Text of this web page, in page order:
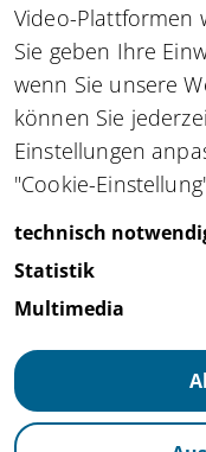
vernetzte
Steinbachstraße
Tel.+49 162
Gefördert vom:
Impressum
Datenschutz
Video-Plattformen
Sie geben Ihre
wenn Sie unsere
können Sie
Einstellungen
"Cookie-
technisch
Statistik
Multimedia